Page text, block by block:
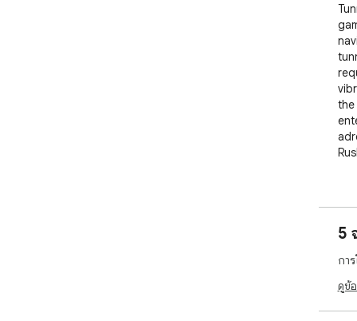
up
5
กา
ดูข้